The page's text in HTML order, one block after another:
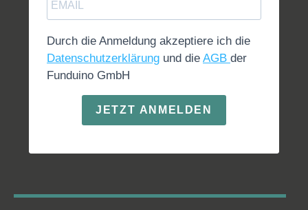
Durch die Anmeldung akzeptiere ich die
Datenschutzerklärung und die AGB der
Funduino GmbH
JETZT ANMELDEN